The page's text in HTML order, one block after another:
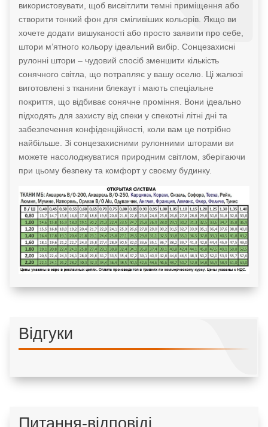
використовувати, щоб висвітлити темні приміщення або
створити тонкий фон для сміливіших кольорів. Якщо ви
хочете додати вишуканості або просто заявити про себе,
штори м’ятного кольору ідеальний вибір. Сонцезахисні
рулонні штори – чудовий спосіб зменшити кількість
сонячного світла, що потрапляє у вашу оселю. Ці жалюзі
виготовлені з тканини блекаут і мають спеціальне
покриття, що відбиває сонячне проміння. Вони ідеально
підходять для захисту від спеки у спекотні літні дні та
забезпечення конфіденційності, коли вам це потрібно
найбільше. Зі сонцезахисними рулонними шторами ви
можете насолоджуватися природним світлом, зберігаючи
при цьому безпеку та комфорт у своєму будинку.
Відгуки